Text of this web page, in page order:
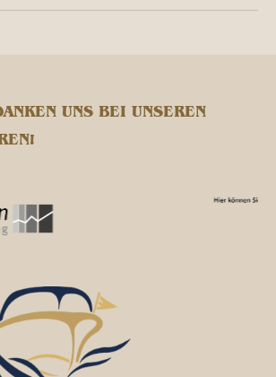
UNS BEI UNSEREN